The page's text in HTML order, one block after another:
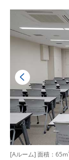
[Aルーム] 面積：65m2